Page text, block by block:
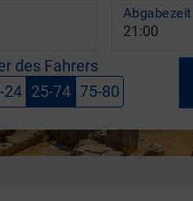
Abgabezeit
des Fahrers
24 25-74 75-80